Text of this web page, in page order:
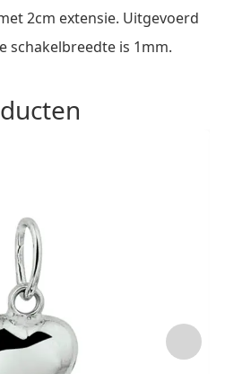
2cm extensie. Uitgevoerd
schakelbreedte is 1mm.